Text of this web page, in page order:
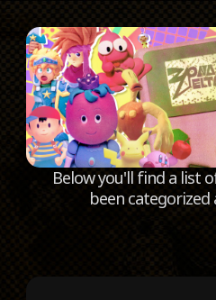
Below you'll find a list
been categorized